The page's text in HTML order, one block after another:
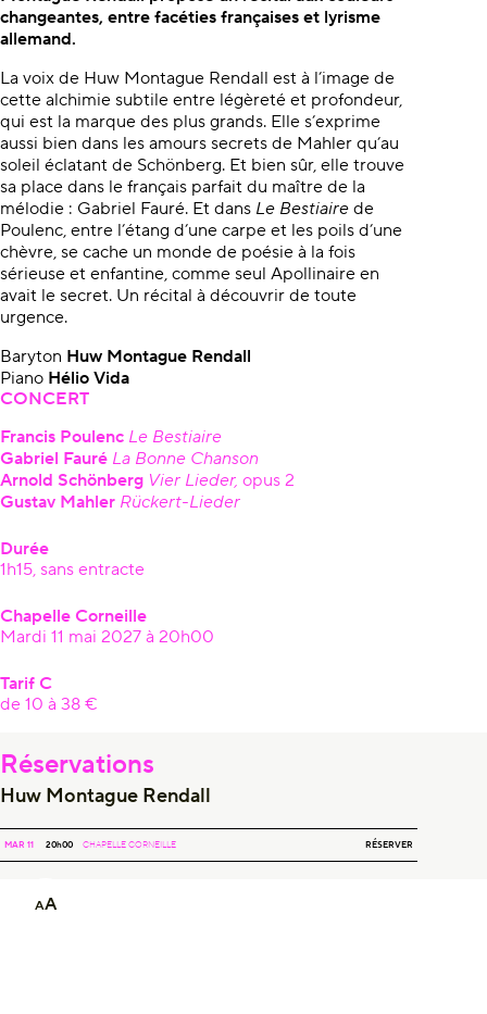
AA
changeantes, entre facéties françaises et lyrisme
allemand.
La voix de Huw Montague Rendall est à l’image de
cette alchimie subtile entre légèreté et profondeur,
qui est la marque des plus grands. Elle s’exprime
aussi bien dans les amours secrets de Mahler qu’au
soleil éclatant de Schönberg. Et bien sûr, elle trouve
sa place dans le français parfait du maître de la
mélodie : Gabriel Fauré. Et dans Le Bestiaire de
Poulenc, entre l’étang d’une carpe et les poils d’une
chèvre, se cache un monde de poésie à la fois
sérieuse et enfantine, comme seul Apollinaire en
avait le secret. Un récital à découvrir de toute
urgence.
Baryton Huw Montague Rendall
Piano Hélio Vida
CONCERT
Francis Poulenc Le Bestiaire
Gabriel Fauré La Bonne Chanson
Arnold Schönberg Vier Lieder, opus 2
Gustav Mahler Rückert-Lieder
Durée
1h15, sans entracte
Chapelle Corneille
Mardi 11 mai 2027 à 20h00
Tarif C
de 10 à 38 €
Réservations
Huw Montague Rendall
MAR 11 20h00
HUW MONTAGUE RENDALLCHAPELLE CORNEILLE RÉSERVER